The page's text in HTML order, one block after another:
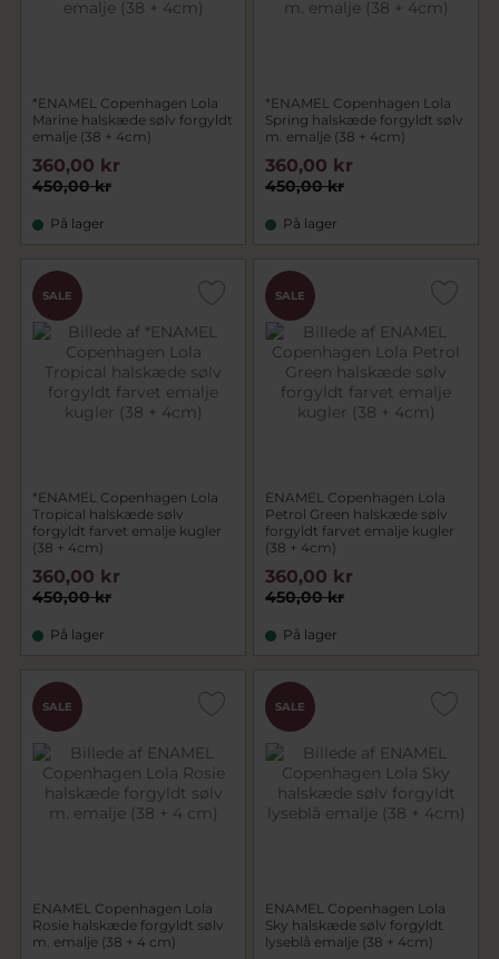
*ENAMEL Copenhagen Lola
Marine halskæde sølv forgyldt
emalje (38 + 4cm)
450,00 kr
360,00 kr
På lager
*ENAMEL Copenhagen Lola
Spring halskæde forgyldt sølv
m. emalje (38 + 4cm)
450,00 kr
360,00 kr
På lager
SALE
*ENAMEL Copenhagen Lola
Tropical halskæde sølv
forgyldt farvet emalje kugler
(38 + 4cm)
450,00 kr
360,00 kr
På lager
SALE
ENAMEL Copenhagen Lola
Petrol Green halskæde sølv
forgyldt farvet emalje kugler
(38 + 4cm)
450,00 kr
360,00 kr
På lager
SALE
ENAMEL Copenhagen Lola
Rosie halskæde forgyldt sølv
m. emalje (38 + 4 cm)
SALE
ENAMEL Copenhagen Lola
Sky halskæde sølv forgyldt
lyseblå emalje (38 + 4cm)